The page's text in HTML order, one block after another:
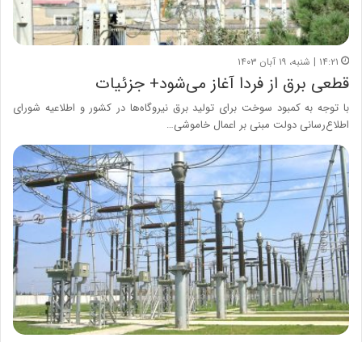
۱۴:۲۱ | شنبه، ۱۹ آبان ۱۴۰۳
قطعی برق از فردا آغاز می‌شود+ جزئیات
با توجه به کمبود سوخت برای تولید برق نیروگاه‌ها در کشور و اطلاعیه شورای
اطلاع‌رسانی دولت مبنی بر اعمال خاموشی…